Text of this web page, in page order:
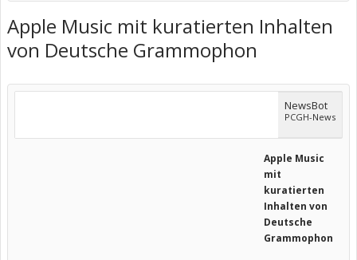
Apple Music mit kuratierten Inhalten
von Deutsche Grammophon
NewsBot
PCGH-News
Apple Music
mit
kuratierten
Inhalten von
Deutsche
Grammophon